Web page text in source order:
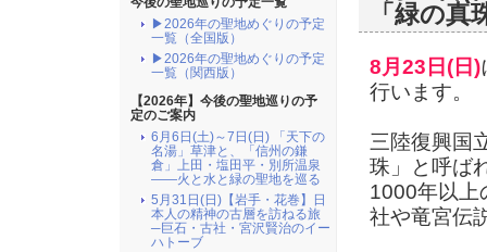
「緑の
8月23日(日)
行います。
三陸復興国
珠」と呼ば
1000年以上
社や竜宮伝
▶2026年の聖地めぐりの予定
一覧（全国版）
▶2026年の聖地めぐりの予定
一覧（関西版）
【2026年】今後の聖地巡りの予
定のご案内
6月6日(土)～7日(日) 「天下の
名湯」草津と、「信州の鎌
倉」上田・塩田平・別所温泉
――火と水と緑の聖地を巡る
5月31日(日)【岩手・花巻】日
本人の精神の古層を訪ねる旅
─巨石・古社・宮沢賢治のイー
ハトーブ